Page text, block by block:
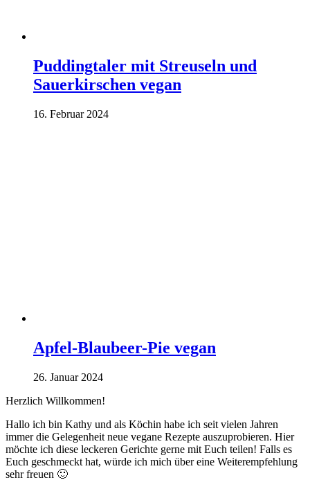
Puddingtaler mit Streuseln und
Sauerkirschen vegan
16. Februar 2024
Apfel-Blaubeer-Pie vegan
26. Januar 2024
Herzlich Willkommen!
Hallo ich bin Kathy und als Köchin habe ich seit vielen Jahren
immer die Gelegenheit neue vegane Rezepte auszuprobieren. Hier
möchte ich diese leckeren Gerichte gerne mit Euch teilen! Falls es
Euch geschmeckt hat, würde ich mich über eine Weiterempfehlung
sehr freuen 🙂